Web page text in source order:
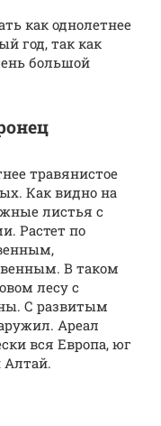
как однолетнее
год, так как
большой
травянистое
Как видно на
листья с
Растет по
В таком
лесу с
С развитым
Ареал
вся Европа, юг
Алтай.